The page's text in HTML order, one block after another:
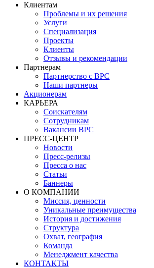
Клиентам
Проблемы и их решения
Услуги
Специализация
Проекты
Клиенты
Отзывы и рекомендации
Партнерам
Партнерство с BPC
Наши партнеры
Акционерам
КАРЬЕРА
Соискателям
Сотрудникам
Вакансии BPC
ПРЕСС-ЦЕНТР
Новости
Пресс-релизы
Пресса о нас
Статьи
Баннеры
О КОМПАНИИ
Миссия, ценности
Уникальные преимущества
История и достижения
Структура
Охват, география
Команда
Менеджмент качества
КОНТАКТЫ